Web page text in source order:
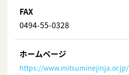
FAX
0494-55-0328
ホームページ
https://www.mitsuminejinja.or.jp/